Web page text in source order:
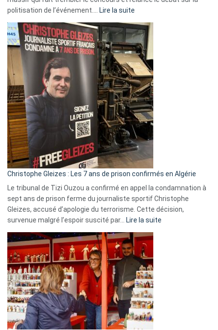
politisation de l’événement.… Lire la suite
Eurovision
2026
:
Pays-
Bas,
Espagne,
Irlande
et
Slovénie
rejettent
la
présence
d’Israël
Christophe Gleizes : Les 7 ans de prison confirmés en Algérie
Le tribunal de Tizi Ouzou a confirmé en appel la condamnation à
sept ans de prison ferme du journaliste sportif Christophe
Gleizes, accusé d’apologie du terrorisme. Cette décision,
survenue malgré l’espoir suscité par… Lire la suite